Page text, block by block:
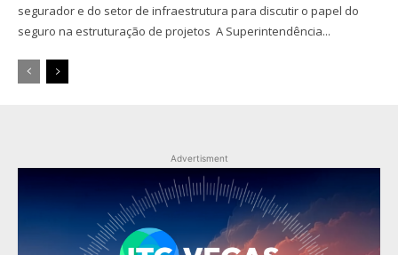
segurador e do setor de infraestrutura para discutir o papel do
seguro na estruturação de projetos A Superintendência...
Advertisment